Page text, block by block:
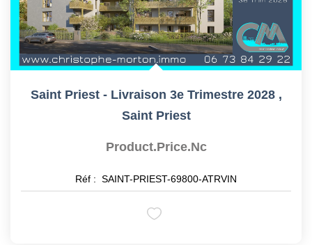
Saint Priest - Livraison 3e Trimestre 2028 ,
Saint Priest
Product.price.nc
Réf : SAINT-PRIEST-69800-ATRVIN